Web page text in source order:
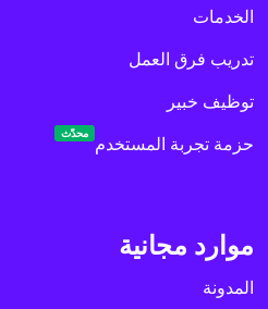
الخدمات
تدريب فرق العمل
توظيف خبير
حزمة تجربة المستخدم
محدّث
موارد مجانية
المدونة